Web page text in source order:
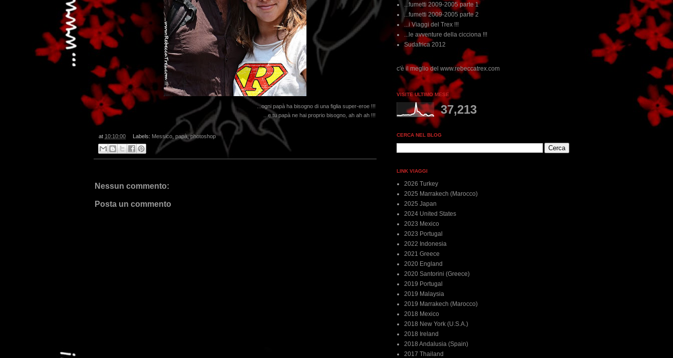
...ogni papà ha bisogno di una figlia super-eroe !!!
...e tu papà ne hai proprio bisogno, ah ah ah !!!
at 10:10:00 Labels: Messico, papà,photoshop
Nessun commento:
Posta un commento
...fumetti 2009-2005 parte 1
...fumetti 2009-2005 parte 2
...i Viaggi del Trex !!!
...le avventure della cicciona !!!
Sudafrica 2012
...dai non perdere tempo, clikka "qui", c'è il meglio del www.rebeccatrex.com
VISITE ULTIMO MESE
37,213
CERCA NEL BLOG
LINK VIAGGI
2026 Turkey
2025 Marrakech (Marocco)
2025 Japan
2024 United States
2023 Mexico
2023 Portugal
2022 Indonesia
2021 Greece
2020 England
2020 Santorini (Greece)
2019 Portugal
2019 Malaysia
2019 Marrakech (Marocco)
2018 Mexico
2018 New York (U.S.A.)
2018 Ireland
2018 Andalusia (Spain)
2017 Thailand